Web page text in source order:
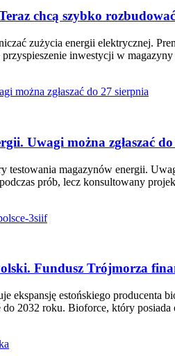
chcą szybko
zużycia energii elektrycznej.
przyspieszenie inwestycji w
Uwagi można zgłaszać
testowania magazynów energii.
prób, lecz konsultowany
Fundusz Trójmorza
ekspansję estońskiego
2032 roku. Bioforce, który posiada